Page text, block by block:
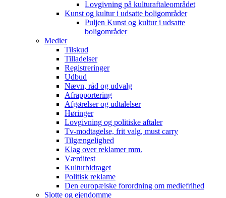
Lovgivning på kulturaftaleområdet
Kunst og kultur i udsatte boligområder
Puljen Kunst og kultur i udsatte
boligområder
Medier
Tilskud
Tilladelser
Registreringer
Udbud
Nævn, råd og udvalg
Afrapportering
Afgørelser og udtalelser
Høringer
Lovgivning og politiske aftaler
Tv-modtagelse, frit valg, must carry
Tilgængelighed
Klag over reklamer mm.
Værditest
Kulturbidraget
Politisk reklame
Den europæiske forordning om mediefrihed
Slotte og ejendomme